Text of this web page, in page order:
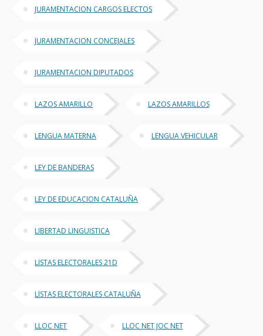
JURAMENTACION CARGOS ELECTOS
JURAMENTACION CONCEJALES
JURAMENTACION DIPUTADOS
LAZOS AMARILLO LAZOS AMARILLOS
LENGUA MATERNA LENGUA VEHICULAR
LEY DE BANDERAS
LEY DE EDUCACION CATALUÑA
LIBERTAD LINGUISTICA
LISTAS ELECTORALES 21D
LISTAS ELECTORALES CATALUÑA
LLOC NET LLOC NET JOC NET